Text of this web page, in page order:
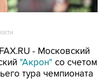
- Московский
"Акрон" со счетом
тура чемпионата